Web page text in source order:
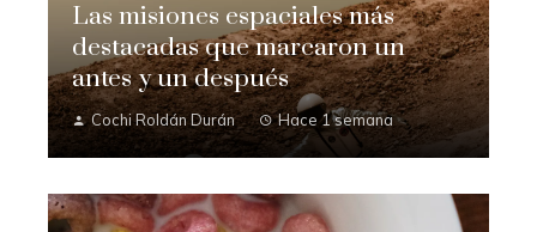
Las misiones espaciales más
destacadas que marcaron un
antes y un después
Cochi Roldán Durán Hace 1 semana